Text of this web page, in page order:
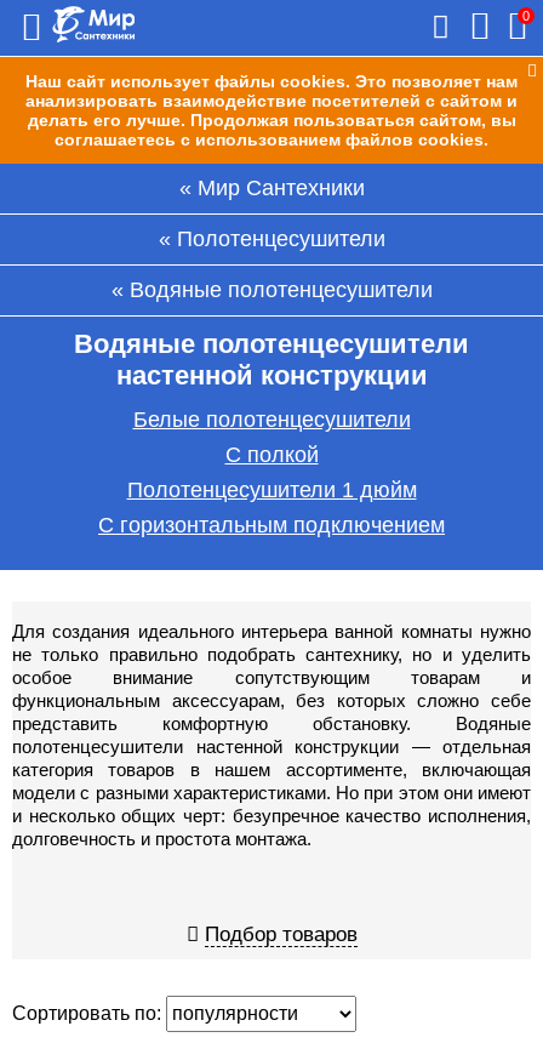
Наш сайт использует файлы cookies. Это позволяет нам
анализировать взаимодействие посетителей с сайтом и
делать его лучше. Продолжая пользоваться сайтом, вы
соглашаетесь с использованием файлов cookies.
0
Мир Сантехники
Полотенцесушители
Водяные полотенцесушители
Водяные полотенцесушители
настенной конструкции
Белые полотенцесушители
С полкой
Полотенцесушители 1 дюйм
С горизонтальным подключением
Для создания идеального интерьера ванной комнаты нужно
не только правильно подобрать сантехнику, но и уделить
особое внимание сопутствующим товарам и
функциональным аксессуарам, без которых сложно себе
представить комфортную обстановку. Водяные
полотенцесушители настенной конструкции — отдельная
категория товаров в нашем ассортименте, включающая
модели с разными характеристиками. Но при этом они имеют
и несколько общих черт: безупречное качество исполнения,
долговечность и простота монтажа.
Подбор товаров
Сортировать по: